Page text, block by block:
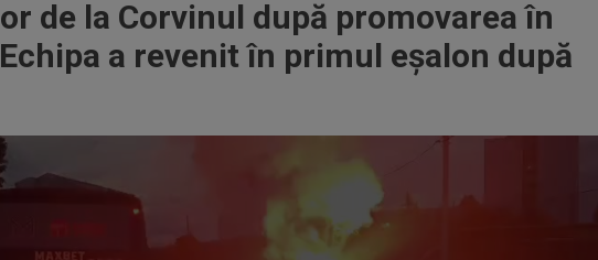
de la Corvinul după promovarea în
a revenit în primul eșalon după